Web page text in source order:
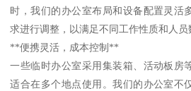
时，我们的办公室布局和设备配置灵活
求进行调整，以满足不同工作性质和人员
**便携灵活，成本控制**
一些临时办公室采用集装箱、活动板房
适合在多个地点使用。我们的办公室不